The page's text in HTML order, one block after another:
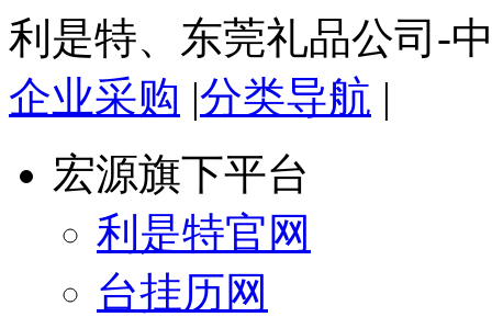
利是特、东莞礼品公司-
企业采购 |分类导航 |
宏源旗下平台
利是特官网
台挂历网